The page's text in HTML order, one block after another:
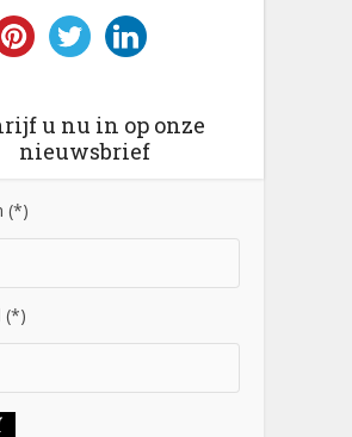
u nu in op onze
nieuwsbrief
(*)
(*)